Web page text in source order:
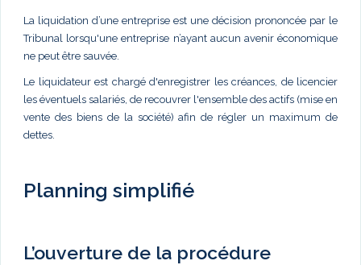
La liquidation d’une entreprise est une décision prononcée par le
Tribunal lorsqu'une entreprise n’ayant aucun avenir économique
ne peut être sauvée.
Le liquidateur est chargé d'enregistrer les créances, de licencier
les éventuels salariés, de recouvrer l'ensemble des actifs (mise en
vente des biens de la société) afin de régler un maximum de
dettes.
Planning simplifié
L’ouverture de la procédure